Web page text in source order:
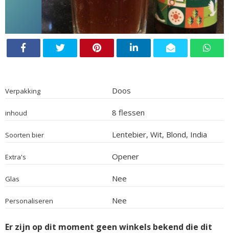
Verpakking Doos
inhoud 8 flessen
Soorten bier
Lentebier, Wit, Blond, India
Pale Ale, Tripel
Extra's Opener
Glas Nee
Personaliseren Nee
Er zijn op dit moment geen winkels bekend die dit